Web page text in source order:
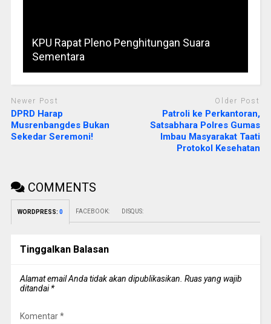
KPU Rapat Pleno Penghitungan Suara
Sementara
Newer Post
DPRD Harap
Musrenbangdes Bukan
Sekedar Seremoni!
Older Post
Patroli ke Perkantoran,
Satsabhara Polres Gumas
Imbau Masyarakat Taati
Protokol Kesehatan
COMMENTS
WORDPRESS: 0 FACEBOOK: DISQUS:
Tinggalkan Balasan
Alamat email Anda tidak akan dipublikasikan. Ruas yang wajib
ditandai*
Komentar*